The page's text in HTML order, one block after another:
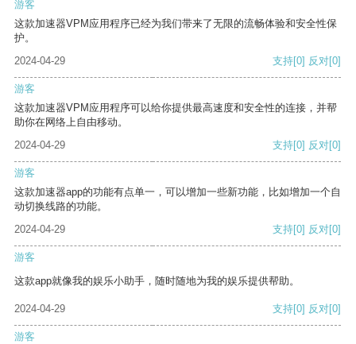
游客
这款加速器VPM应用程序已经为我们带来了无限的流畅体验和安全性保
护。
2024-04-29
支持[0] 反对[0]
游客
这款加速器VPM应用程序可以给你提供最高速度和安全性的连接，并帮
助你在网络上自由移动。
2024-04-29
支持[0] 反对[0]
游客
这款加速器app的功能有点单一，可以增加一些新功能，比如增加一个自
动切换线路的功能。
2024-04-29
支持[0] 反对[0]
游客
这款app就像我的娱乐小助手，随时随地为我的娱乐提供帮助。
2024-04-29 支持[0] 反对[0]
游客